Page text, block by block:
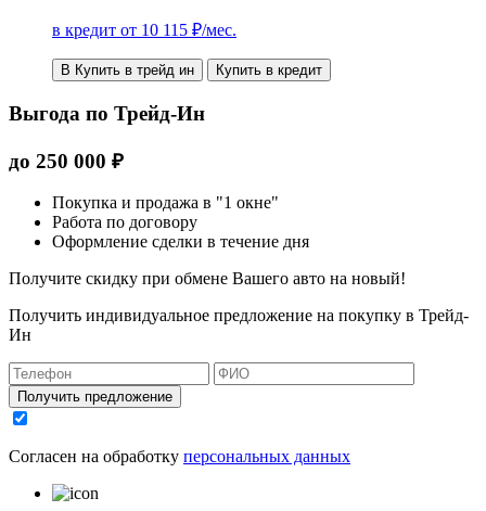
в кредит от 10 115 ₽/мес.
В Купить в трейд ин Купить в кредит
Выгода по Трейд-Ин
до 250 000 ₽
Покупка и продажа в "1 окне"
Работа по договору
Оформление сделки в течение дня
Получите скидку при обмене Вашего авто на новый!
Получить индивидуальное предложение на покупку в Трейд-
Ин
Получить предложение
Согласен на обработку персональных данных